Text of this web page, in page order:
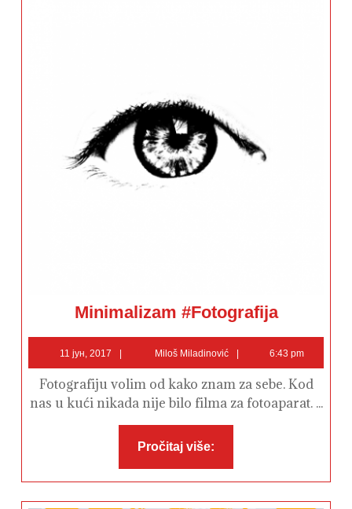
Minimalizam #Fotografija#Fotografija
11 јун, 2017
2017
Miloš Miladinović 6:43 pm
Fotografiju volim od kako znam za sebe. Kod
nas u kući nikada nije bilo filma za fotoaparat. ...
Pročitaj više: